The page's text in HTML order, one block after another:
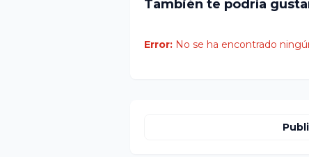
También te podría
Error: No se ha encontrado